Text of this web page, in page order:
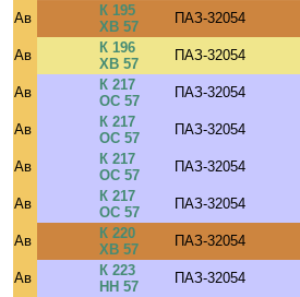
Ав
К 195
ХВ 57
ПАЗ-32054
Ав
К 196
ХВ 57
ПАЗ-32054
Ав
К 217
ОС 57
ПАЗ-32054
Ав
К 217
ОС 57
ПАЗ-32054
Ав
К 217
ОС 57
ПАЗ-32054
Ав
К 217
ОС 57
ПАЗ-32054
Ав
К 220
ХВ 57
ПАЗ-32054
Ав
К 223
НН 57
ПАЗ-32054